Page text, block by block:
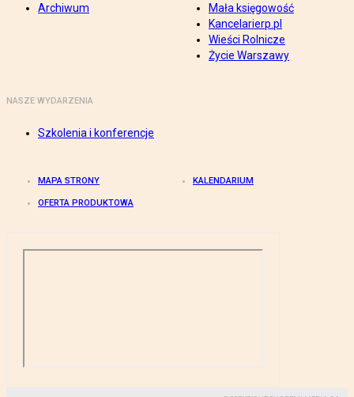
Archiwum
Mała księgowość
Kancelarierp.pl
Wieści Rolnicze
Życie Warszawy
NASZE WYDARZENIA
Szkolenia i konferencje
MAPA STRONY KALENDARIUM
OFERTA PRODUKTOWA